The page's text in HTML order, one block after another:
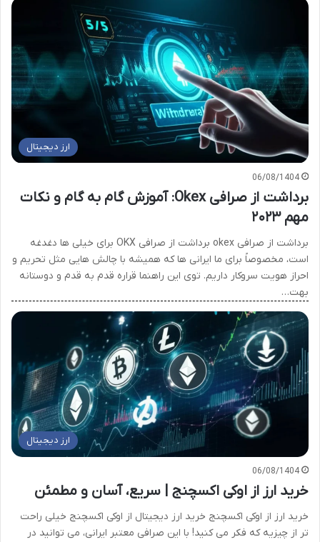
ارز دیجیتال
06/08/1404
برداشت از صرافی Okex: آموزش گام به گام و نکات
مهم ۲۰۲۳
برداشت از صرافی okex برداشت از صرافی OKX برای خیلی ها دغدغه
است، مخصوصاً برای ما ایرانی ها که همیشه با چالش هایی مثل تحریم و
احراز هویت سروکار داریم. توی این راهنما قراره قدم به قدم و دوستانه
بهت…
ارز دیجیتال
06/08/1404
خرید ارز از اوکی اکسچنج | سریع، آسان و مطمئن
خرید ارز از اوکی اکسچنج خرید ارز دیجیتال از اوکی اکسچنج خیلی راحت
تر از چیزیه که فکر می کنید! با این صرافی معتبر ایرانی، می توانید در